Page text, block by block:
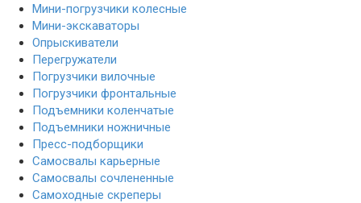
Мини-погрузчики колесные
Мини-экскаваторы
Опрыскиватели
Перегружатели
Погрузчики вилочные
Погрузчики фронтальные
Подъемники коленчатые
Подъемники ножничные
Пресс-подборщики
Самосвалы карьерные
Самосвалы сочлененные
Самоходные скреперы